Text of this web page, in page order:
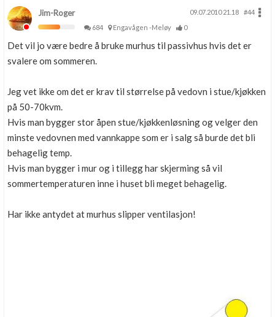
Jim-Roger 09.07.2010 21.18
#44
684
Engavågen -Meløy 0
Det vil jo være bedre å bruke murhus til passivhus hvis det er
svalere om sommeren.
Jeg vet ikke om det er krav til størrelse på vedovn i stue/kjøkken
på 50-70kvm.
Hvis man bygger stor åpen stue/kjøkkenløsning og velger den
minste vedovnen med vannkappe som er i salg så burde det bli
behagelig temp.
Hvis man bygger i mur og i tillegg har skjerming så vil
sommertemperaturen inne i huset bli meget behagelig.
Har ikke antydet at murhus slipper ventilasjon!